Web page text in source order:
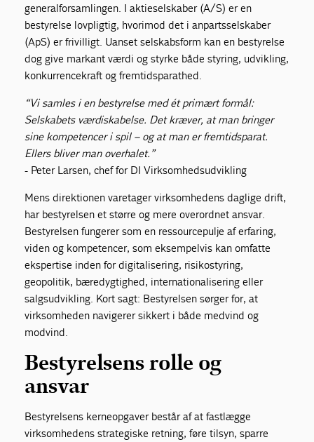
generalforsamlingen. I aktieselskaber (A/S) er en
bestyrelse lovpligtig, hvorimod det i anpartsselskaber
(ApS) er frivilligt. Uanset selskabsform kan en bestyrelse
dog give markant værdi og styrke både styring, udvikling,
konkurrencekraft og fremtidsparathed.
“Vi samles i en bestyrelse med ét primært formål:
Selskabets værdiskabelse. Det kræver, at man bringer
sine kompetencer i spil – og at man er fremtidsparat.
Ellers bliver man overhalet.”
- Peter Larsen, chef for DI Virksomhedsudvikling
Mens direktionen varetager virksomhedens daglige drift,
har bestyrelsen et større og mere overordnet ansvar.
Bestyrelsen fungerer som en ressourcepulje af erfaring,
viden og kompetencer, som eksempelvis kan omfatte
ekspertise inden for digitalisering, risikostyring,
geopolitik, bæredygtighed, internationalisering eller
salgsudvikling. Kort sagt: Bestyrelsen sørger for, at
virksomheden navigerer sikkert i både medvind og
modvind.
Bestyrelsens rolle og
ansvar
Bestyrelsens kerneopgaver består af at fastlægge
virksomhedens strategiske retning, føre tilsyn, sparre